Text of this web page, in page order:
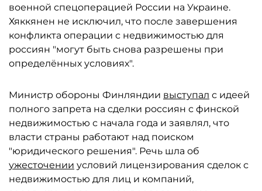
военной спецоперацией России на Украине.
Хяккянен не исключил, что после завершения
конфликта операции с недвижимостью для
россиян "могут быть снова разрешены при
определённых условиях".
Министр обороны Финляндии выступал с идеей
полного запрета на сделки россиян с финской
недвижимостью с начала года и заявлял, что
власти страны работают над поиском
"юридического решения". Речь шла об
ужесточении условий лицензирования сделок с
недвижимостью для лиц и компаний,